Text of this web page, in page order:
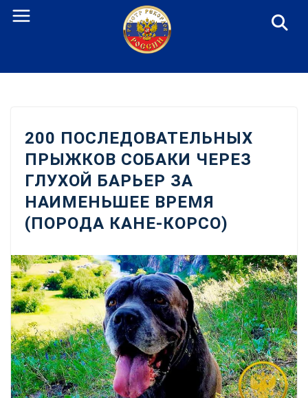
Перейти
200 ПОСЛЕДОВАТЕЛЬНЫХ
ПРЫЖКОВ СОБАКИ ЧЕРЕЗ
ГЛУХОЙ БАРЬЕР ЗА
НАИМЕНЬШЕЕ ВРЕМЯ
(ПОРОДА КАНЕ-КОРСО)